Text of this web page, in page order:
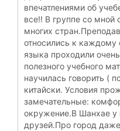
впечатлениями об
все!! В группе со мной
многих
относились к каждому
языка проходили
полезного учебного
научилась говорить (
китайски. Условия
замечательные:
окружение.В Шанхае у
друзей.Про город